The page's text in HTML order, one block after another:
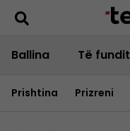
Ballina Të fundit
Prishtina Prizreni